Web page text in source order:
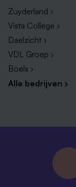
Zuyderland ›
Vista College ›
Daelzicht ›
VDL Groep ›
Boels ›
Alle bedrijven ›